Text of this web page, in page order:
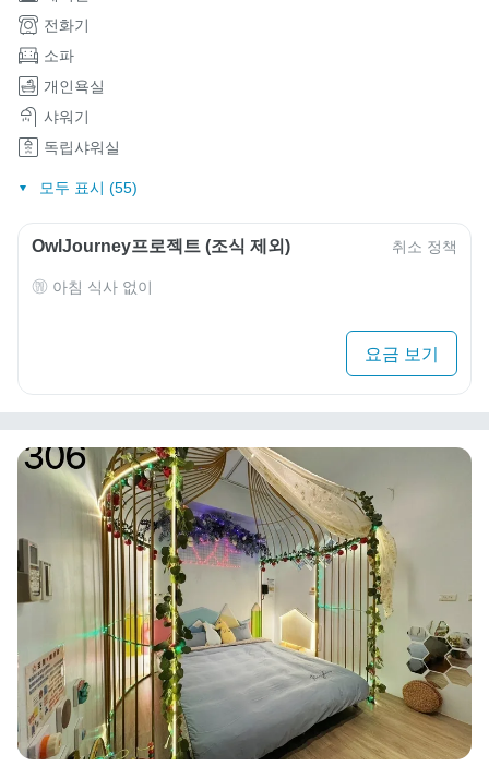
전화기
소파
개인욕실
샤워기
독립샤워실
모두 표시 (55)
OwlJourney프로젝트 (조식 제외) 취소 정책
아침 식사 없이
요금 보기